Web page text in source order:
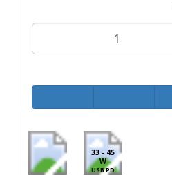
33 - 45
W
USB PD